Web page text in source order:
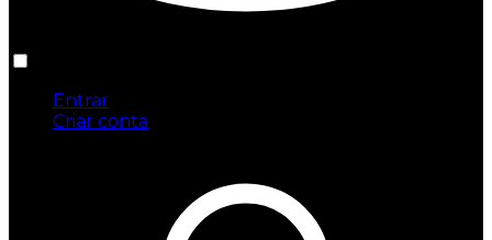
Entrar
Criar conta